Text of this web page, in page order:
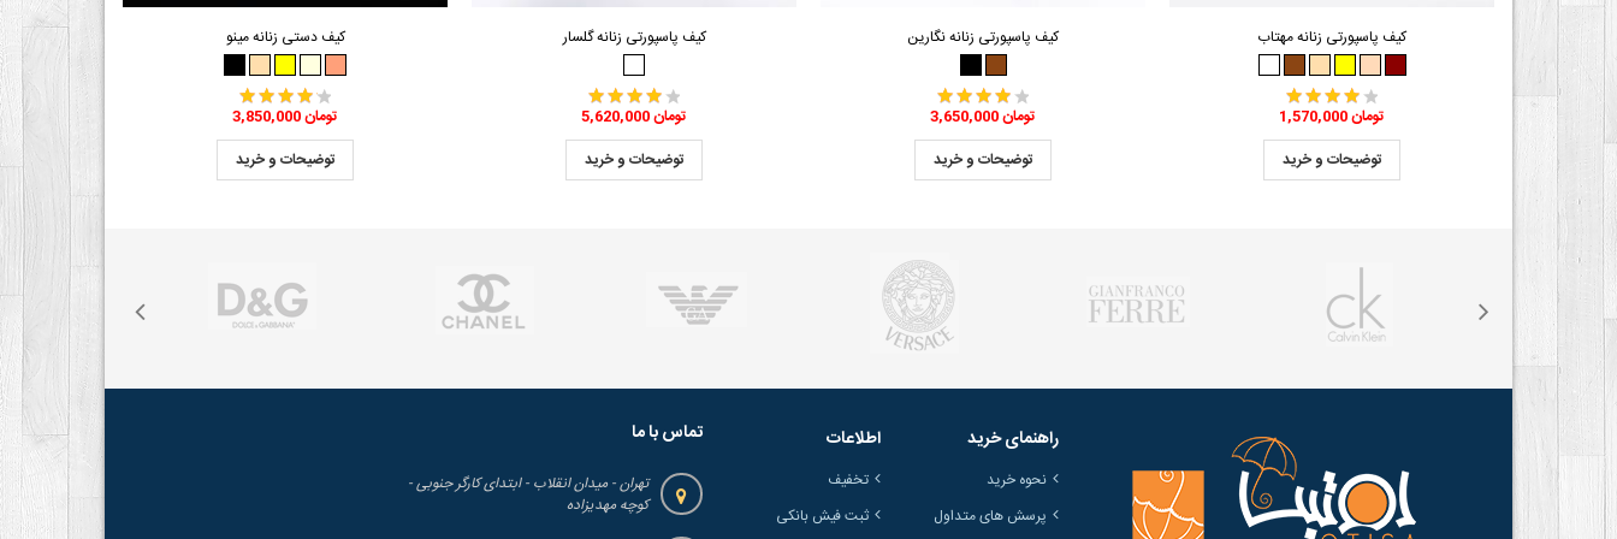
کیف دستی زنانه مینو
3,850,000 تومان
توضیحات و خرید
کیف پاسپورتی زنانه گلسار
5,620,000 تومان
توضیحات و خرید
کیف پاسپورتی زنانه نگارین
3,650,000 تومان
توضیحات و خرید
کیف پاسپورتی زنانه مهتاب
1,570,000 تومان
توضیحات و خرید
راهنمای خرید
نحوه خرید
پرسش های متداول
اطلاعات
تخفیف
ثبت فیش بانکی
تماس با ما
تهران - میدان انقلاب - ابتدای کارگر جنوبی -
کوچه مهدیزاده